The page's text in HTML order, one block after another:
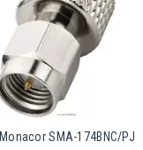
Monacor SMA-174BNC/PJ